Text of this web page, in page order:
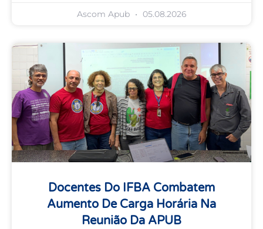
Ascom Apub 05.08.2026
Docentes Do IFBA Combatem
Aumento De Carga Horária Na
Reunião Da APUB